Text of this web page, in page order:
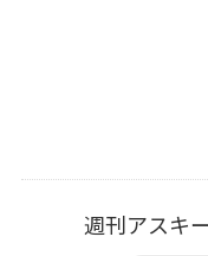
週刊アスキ